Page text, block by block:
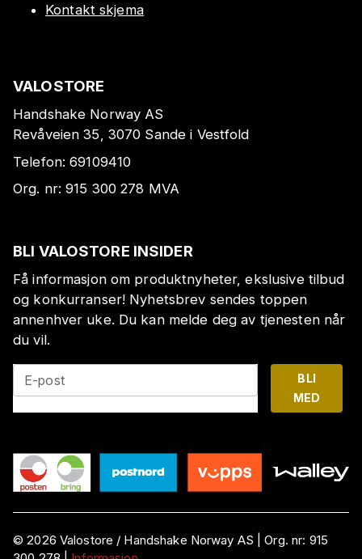
Kontakt skjema
VALOSTORE
Handshake Norway AS
Revåveien 35, 3070 Sande i Vestfold
Telefon:69109410
Org. nr:915 300 278 MVA
BLI VALOSTORE INSIDER
Få informasjon om produktnyheter, ekslusive tilbud
og konkurranser! Nyhetsbrev sendes toppen
annenhver uke. Du kan melde deg av tjenesten når
du vil.
E-post
BLI
MED
©2026 Valostore / Handshake Norway AS |Org. nr: 915